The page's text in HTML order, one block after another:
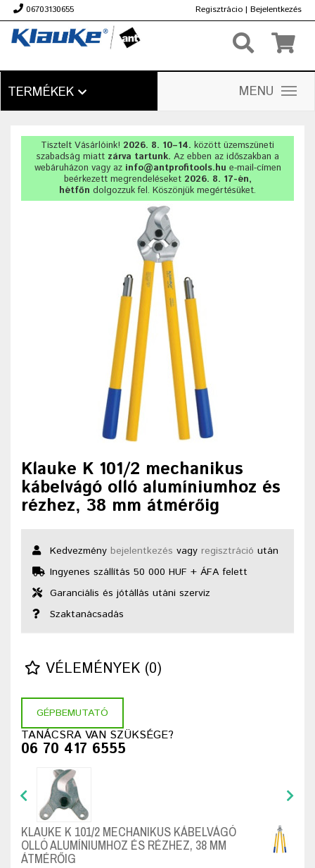
06703130655 Regisztrácio | Bejelentkezés
TERMÉKEK MENU
Tisztelt Vásárlóink! 2026. 8. 10–14. között üzemszüneti
szabadság miatt zárva tartunk. Az ebben az időszakban a
webáruházon vagy az info@antprofitools.hu e-mail-címen
beérkezett megrendeléseket 2026. 8. 17-én,
hétfőn dolgozzuk fel. Köszönjük megértésüket.
Klauke K 101/2 mechanikus
kábelvágó olló alumíniumhoz és
rézhez, 38 mm átmérőig
Kedvezmény bejelentkezés vagy regisztráció után
Ingyenes szállítás 50 000 HUF + ÁFA felett
Garanciális és jótállás utáni szerviz
Szaktanácsadás
VÉLEMÉNYEK (0)
GÉPBEMUTATÓ
TANÁCSRA VAN SZÜKSÉGE?
06 70 417 6555
KLAUKE K 101/2 MECHANIKUS KÁBELVÁGÓ
OLLÓ ALUMÍNIUMHOZ ÉS RÉZHEZ, 38 MM
ÁTMÉRŐIG